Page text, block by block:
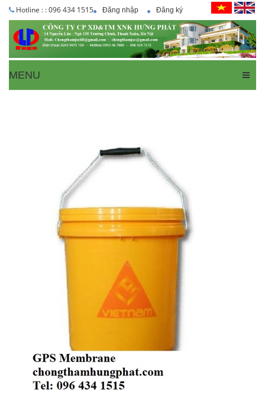
Hotline : : 096 434 1515 Đăng nhập Đăng ký
MENU